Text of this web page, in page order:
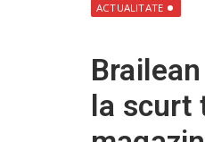
ACTUALITATE
la scurt